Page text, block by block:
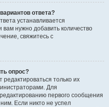
ответа?
устанавливается
нужно добавить количество
свяжитесь с
опрос?
только их
Для
первого сообщения
Если никто не успел